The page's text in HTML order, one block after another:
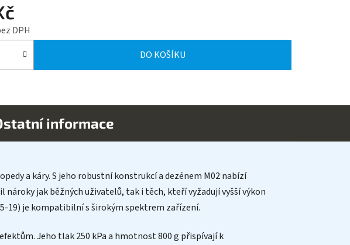
DPH
DO KOŠÍKU
informace
a káry. S jeho robustní konstrukcí a dezénem M02 nabízí
jak běžných uživatelů, tak i těch, kteří vyžadují vyšší výkon
19) je kompatibilní s širokým spektrem zařízení.
Jeho tlak 250 kPa a hmotnost 800 g přispívají k